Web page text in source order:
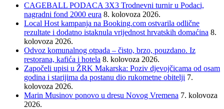
CAGEBALL PODACA 3X3 Trodnevni turnir u Podaci,
nagradni fond 2000 eura 8. kolovoza 2026.
Local Host kampanja na Booking.com ostvarila odlične
rezultate i dodatno istaknula vrijednost hrvatskih domaćina 8.
kolovoza 2026.
Odvoz komunalnog otpada – čisto, brzo, pouzdano. Iz
restorana, kafića i hotela 8. kolovoza 2026.
Započeli upisi u ŽRK Makarska: Poziv djevojčicama od osam
godina i starijima da postanu dio rukometne obitelji 7.
kolovoza 2026.
Marin Musinov ponovo u dresu Novog Vremena 7. kolovoza
2026.